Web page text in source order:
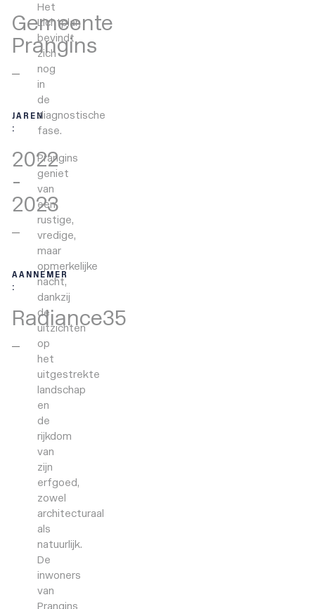
Gemeente
Prangins
JAREN
:
2022
-
2023
AANNEMER
:
Radiance35
Het
Lichtplan
bevindt
zich
nog
in
de
diagnostische
fase.
Prangins
geniet
van
een
rustige,
vredige,
maar
opmerkelijke
nacht,
dankzij
de
uitzichten
op
het
uitgestrekte
landschap
en
de
rijkdom
van
zijn
erfgoed,
zowel
architecturaal
als
natuurlijk.
De
inwoners
van
Prangins